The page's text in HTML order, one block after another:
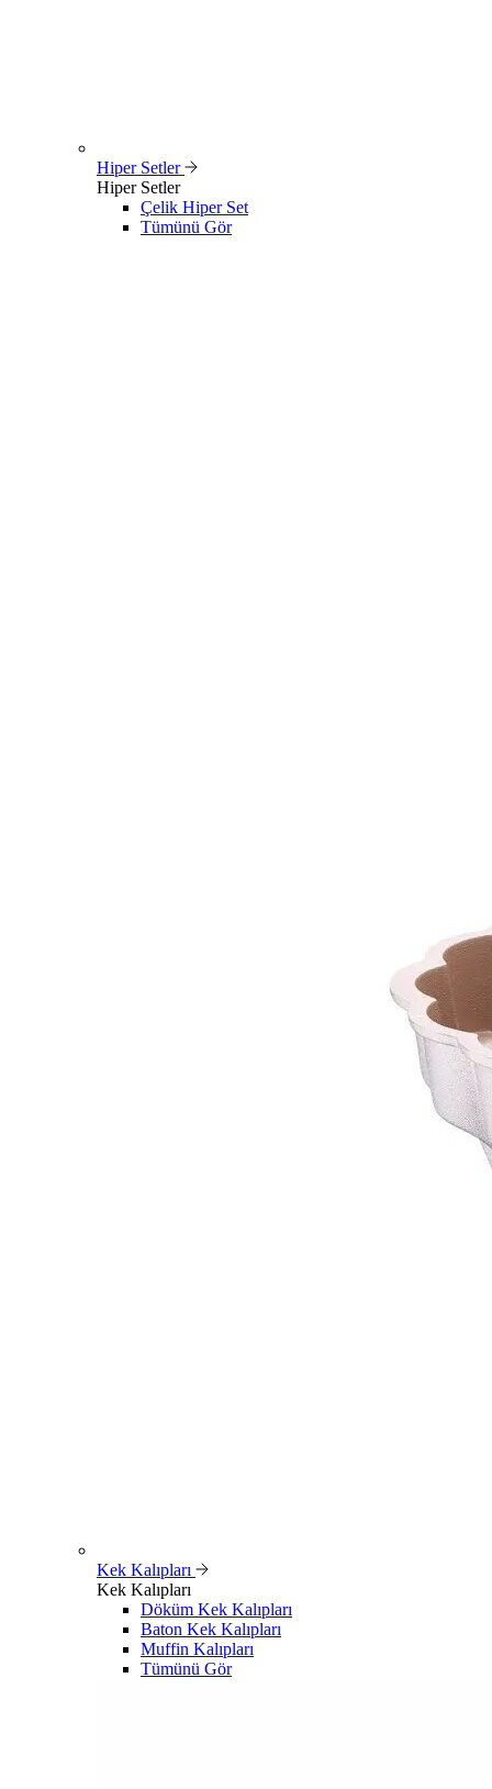
Hiper Setler
Hiper Setler
Çelik Hiper Set
Tümünü Gör
Kek Kalıpları
Kek Kalıpları
Döküm Kek Kalıpları
Baton Kek Kalıpları
Muffin Kalıpları
Tümünü Gör